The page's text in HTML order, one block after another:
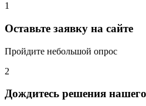
1
Оставьте заявку на сайте
Пройдите небольшой опрос
2
Дождитесь решения